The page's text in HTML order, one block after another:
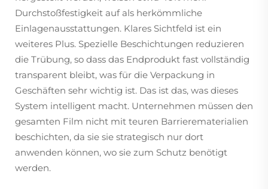
Durchstoßfestigkeit auf als herkömmliche
Einlagenausstattungen. Klares Sichtfeld ist ein
weiteres Plus. Spezielle Beschichtungen reduzieren
die Trübung, so dass das Endprodukt fast vollständig
transparent bleibt, was für die Verpackung in
Geschäften sehr wichtig ist. Das ist das, was dieses
System intelligent macht. Unternehmen müssen den
gesamten Film nicht mit teuren Barrierematerialien
beschichten, da sie sie strategisch nur dort
anwenden können, wo sie zum Schutz benötigt
werden.